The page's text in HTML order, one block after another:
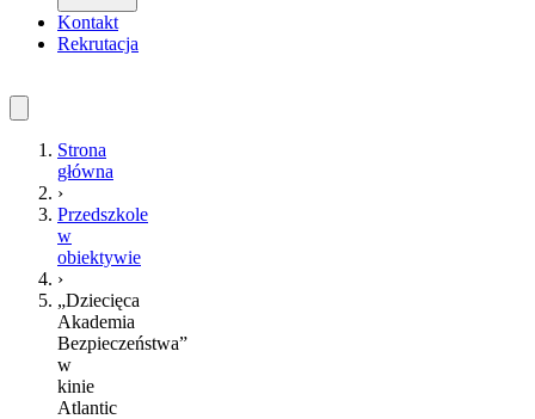
Kontakt
Rekrutacja
Strona
główna
›
Przedszkole
w
obiektywie
›
„Dziecięca
Akademia
Bezpieczeństwa”
w
kinie
Atlantic